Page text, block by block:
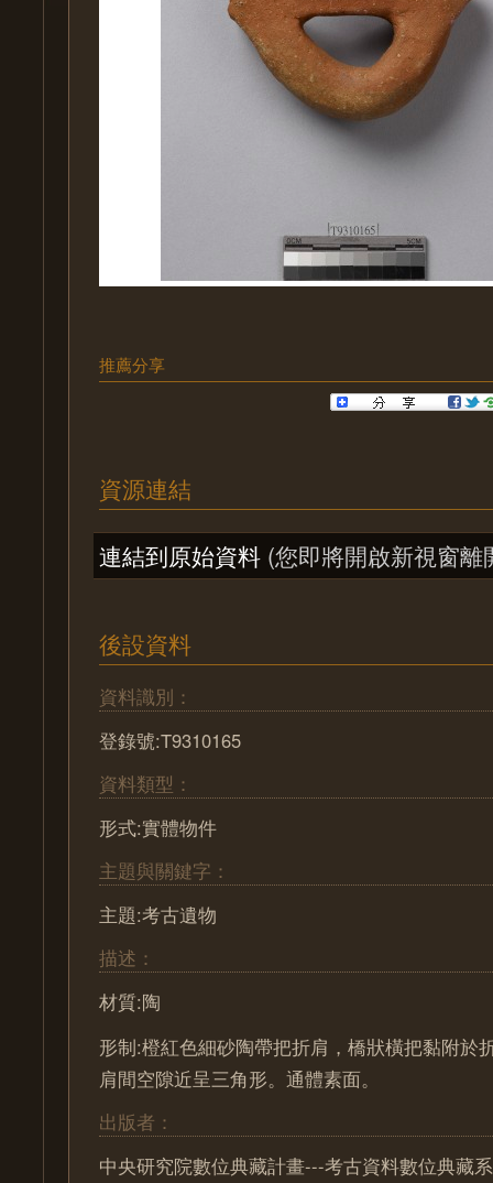
推薦分享
資源連結
連結到原始資料 (您即將開啟新視窗離
後設資料
資料識別：
登錄號:T9310165
資料類型：
形式:實體物件
主題與關鍵字：
主題:考古遺物
描述：
材質:陶
形制:橙紅色細砂陶帶把折肩，橋狀橫把黏附於
肩間空隙近呈三角形。通體素面。
出版者：
中央研究院數位典藏計畫---考古資料數位典藏